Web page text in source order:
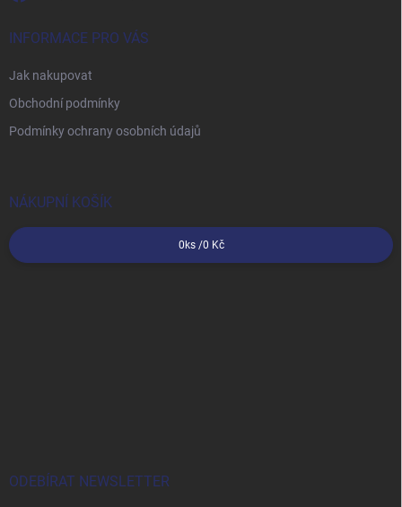
INFORMACE PRO VÁS
Jak nakupovat
Obchodní podmínky
Podmínky ochrany osobních údajů
NÁKUPNÍ KOŠÍK
0 ks /0 Kč
ODEBÍRAT NEWSLETTER